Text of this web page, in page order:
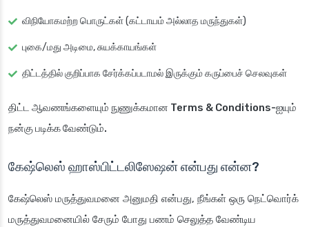
விநியோகமற்ற பொருட்கள் (கட்டாயம் அல்லாத மருந்துகள்)
புகை/மது அடிமை, சுயக்காயங்கள்
திட்டத்தில் குறிப்பாக சேர்க்கப்படாமல் இருக்கும் கருப்பைச் செலவுகள்
திட்ட ஆவணங்களையும் நுணுக்கமான Terms & Conditions-ஐயும்
நன்கு படிக்க வேண்டும்.
கேஷ்லெஸ் ஹாஸ்பிட்டலிஸேஷன் என்பது என்ன?
கேஷ்லெஸ் மருத்துவமனை அனுமதி என்பது, நீங்கள் ஒரு நெட்வொர்க்
மருத்துவமனையில் சேரும் போது பணம் செலுத்த வேண்டிய